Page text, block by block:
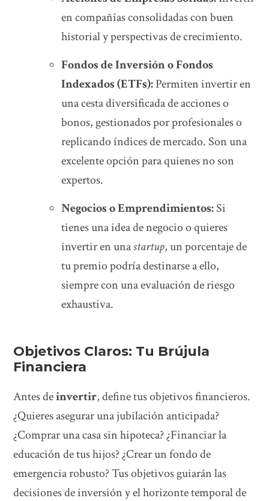
en compañías consolidadas con buen
historial y perspectivas de crecimiento.
Fondos de Inversión o Fondos
Indexados (ETFs):Permiten invertir en
una cesta diversificada de acciones o
bonos, gestionados por profesionales o
replicando índices de mercado. Son una
excelente opción para quienes no son
expertos.
Negocios o Emprendimientos:Si
tienes una idea de negocio o quieres
invertir en unastartup, un porcentaje de
tu premio podría destinarse a ello,
siempre con una evaluación de riesgo
exhaustiva.
Objetivos Claros: Tu Brújula
Financiera
Antes deinvertir, define tus objetivos financieros.
¿Quieres asegurar una jubilación anticipada?
¿Comprar una casa sin hipoteca? ¿Financiar la
educación de tus hijos? ¿Crear un fondo de
emergencia robusto? Tus objetivos guiarán las
decisiones de inversión y el horizonte temporal de